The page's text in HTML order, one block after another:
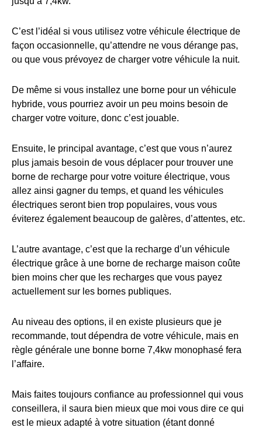
C’est l’idéal si vous utilisez votre véhicule électrique de
façon occasionnelle, qu’attendre ne vous dérange pas,
ou que vous prévoyez de charger votre véhicule la nuit.
De même si vous installez une borne pour un véhicule
hybride, vous pourriez avoir un peu moins besoin de
charger votre voiture, donc c’est jouable.
Ensuite, le principal avantage, c’est que vous n’aurez
plus jamais besoin de vous déplacer pour trouver une
borne de recharge pour votre voiture électrique, vous
allez ainsi gagner du temps, et quand les véhicules
électriques seront bien trop populaires, vous vous
éviterez également beaucoup de galères, d’attentes, etc.
L’autre avantage, c’est que la recharge d’un véhicule
électrique grâce à une borne de recharge maison coûte
bien moins cher que les recharges que vous payez
actuellement sur les bornes publiques.
Au niveau des options, il en existe plusieurs que je
recommande, tout dépendra de votre véhicule, mais en
règle générale une bonne borne 7,4kw monophasé fera
l’affaire.
Mais faites toujours confiance au professionnel qui vous
conseillera, il saura bien mieux que moi vous dire ce qui
est le mieux adapté à votre situation (étant donné